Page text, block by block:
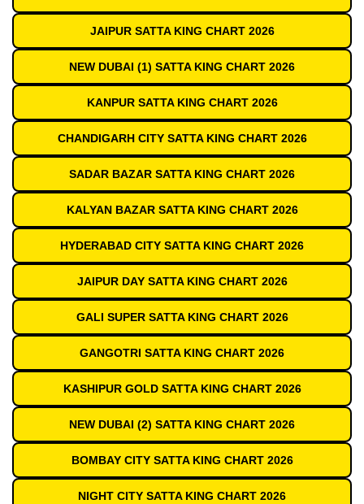
JAIPUR SATTA KING CHART 2026
NEW DUBAI (1) SATTA KING CHART 2026
KANPUR SATTA KING CHART 2026
CHANDIGARH CITY SATTA KING CHART 2026
SADAR BAZAR SATTA KING CHART 2026
KALYAN BAZAR SATTA KING CHART 2026
HYDERABAD CITY SATTA KING CHART 2026
JAIPUR DAY SATTA KING CHART 2026
GALI SUPER SATTA KING CHART 2026
GANGOTRI SATTA KING CHART 2026
KASHIPUR GOLD SATTA KING CHART 2026
NEW DUBAI (2) SATTA KING CHART 2026
BOMBAY CITY SATTA KING CHART 2026
NIGHT CITY SATTA KING CHART 2026